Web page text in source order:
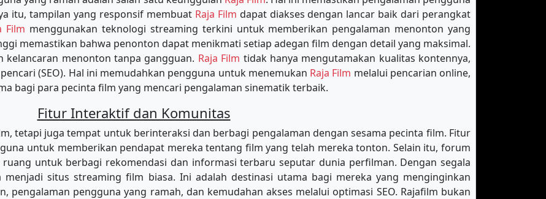
itu, tampilan yang responsif membuat Raja Film dapat diakses dengan lancar baik dari perangkat
Film menggunakan teknologi streaming terkini untuk memberikan pengalaman menonton yang
memastikan bahwa penonton dapat menikmati setiap adegan film dengan detail yang maksimal.
menonton tanpa gangguan. Raja Film tidak hanya mengutamakan kualitas kontennya,
(SEO). Hal ini memudahkan pengguna untuk menemukan Raja Film melalui pencarian online,
bagi para pecinta film yang mencari pengalaman sinematik terbaik.
Fitur Interaktif dan Komunitas
tetapi juga tempat untuk berinteraksi dan berbagi pengalaman dengan sesama pecinta film. Fitur
untuk memberikan pendapat mereka tentang film yang telah mereka tonton. Selain itu, forum
untuk berbagi rekomendasi dan informasi terbaru seputar dunia perfilman. Dengan segala
situs streaming film biasa. Ini adalah destinasi utama bagi mereka yang menginginkan
pengalaman pengguna yang ramah, dan kemudahan akses melalui optimasi SEO. Rajafilm bukan